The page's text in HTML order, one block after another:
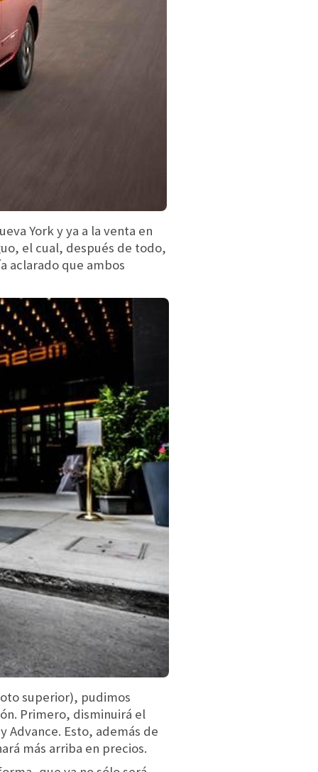
York y ya a la venta en
el cual, después de todo,
aclarado que ambos
superior), pudimos
Primero, disminuirá el
Esto, además de
más arriba en precios.